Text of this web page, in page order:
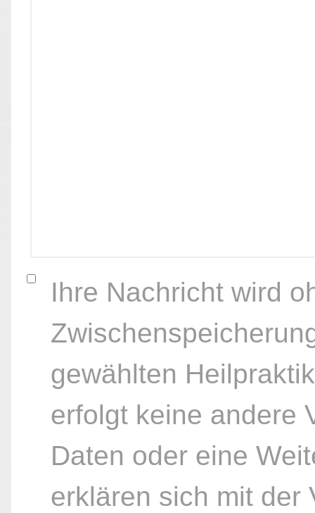
Ihre Nachricht wird
gewählten
erfolgt keine andere
Daten oder eine
erklären sich mit der